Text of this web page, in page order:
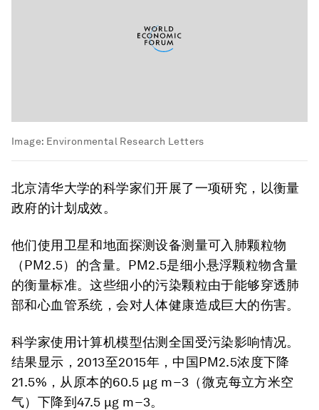
Image: Environmental Research Letters
北京清华大学的科学家们开展了一项研究，以衡量
政府的计划成效。
他们使用卫星和地面探测设备测量可入肺颗粒物
（PM2.5）的含量。PM2.5是细小悬浮颗粒物含量
的衡量标准。这些细小的污染颗粒由于能够穿透肺
部和心血管系统，会对人体健康造成巨大的伤害。
科学家使用计算机模型估测全国受污染影响情况。
结果显示，2013至2015年，中国PM2.5浓度下降
21.5%，从原本的60.5 μg m−3（微克每立方米空
气）下降到47.5 μg m−3。